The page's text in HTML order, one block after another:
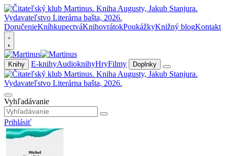
DoručenieKníhkupectváKnihovrátokPoukážkyKnižný blogKontakt
Knihy E-knihyAudioknihyHryFilmy Doplnky
Vyhľadávanie
Prihlásiť